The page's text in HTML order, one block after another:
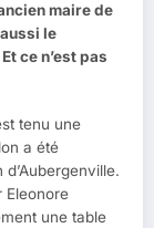
maire de
le
ce n’est pas
tenu une
a été
Eleonore
une table